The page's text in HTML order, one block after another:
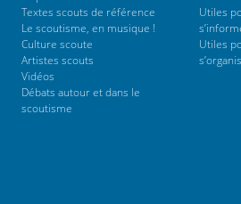
Textes scouts de référence
Le scoutisme, en musique !
Culture scoute
Artistes scouts
Vidéos
Débats autour et dans le
scoutisme
Utiles
Utiles